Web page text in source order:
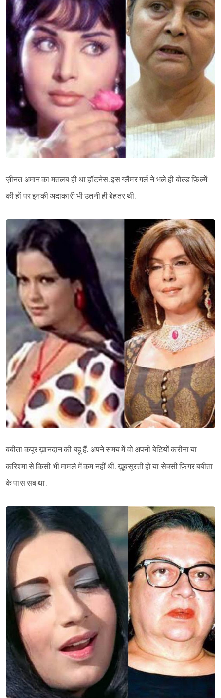
Sign in
ज़ीनत अमान का मतलब ही था हॉटनेस. इस ग्लैमर गर्ल ने भले ही बोल्ड फ़िल्में
की हों पर इनकी अदाकारी भी उतनी ही बेहतर थी.
बबीता कपूर ख़ानदान की बहू हैं. अपने समय में वो अपनी बेटियों करीना या
करिश्मा से किसी भी मामले में कम नहीं थीं. ख़ूबसूरती हो या सेक्सी फ़िगर बबीता
के पास सब था.